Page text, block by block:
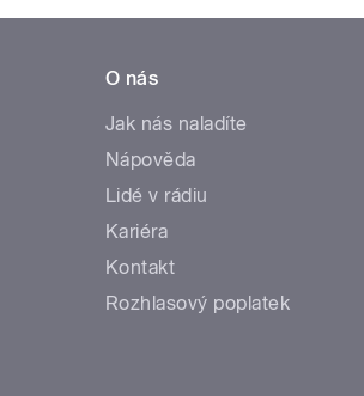
O nás
Jak nás naladíte
Nápověda
Lidé v rádiu
Kariéra
Kontakt
Rozhlasový poplatek